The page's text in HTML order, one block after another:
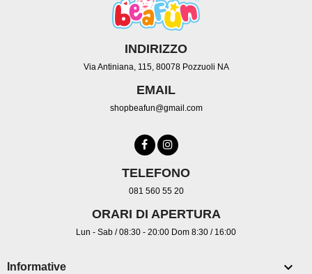
INDIRIZZO
Via Antiniana, 115, 80078 Pozzuoli NA
EMAIL
shopbeafun@gmail.com
TELEFONO
081 560 55 20
ORARI DI APERTURA
Lun - Sab / 08:30 - 20:00 Dom 8:30 / 16:00
Informative 